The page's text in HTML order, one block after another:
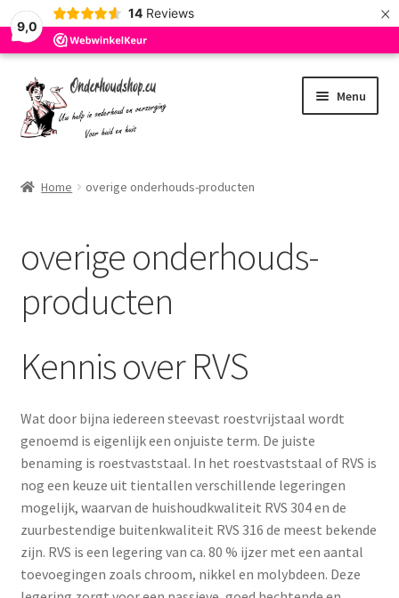
9,0
14 Reviews ×
Ga
door
naar
Ga
naar
de
Menu
Algemene Voorwaarden
Blog
Cookie Policy
Onze Merken
Oranje Furniture Care
over ons
Retour sturen
Home overige onderhouds-producten
overige onderhouds-
producten
Kennis over RVS
Wat door bijna iedereen steevast roestvrijstaal wordt
genoemd is eigenlijk een onjuiste term. De juiste
benaming is roestvaststaal. In het roestvaststaal of RVS is
nog een keuze uit tientallen verschillende legeringen
mogelijk, waarvan de huishoudkwaliteit RVS 304 en de
zuurbestendige buitenkwaliteit RVS 316 de meest bekende
zijn. RVS is een legering van ca. 80 % ijzer met een aantal
toevoegingen zoals chroom, nikkel en molybdeen. Deze